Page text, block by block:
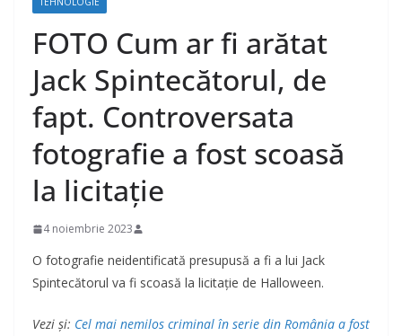
FOTO Cum ar fi arătat
Jack Spintecătorul, de
fapt. Controversata
fotografie a fost scoasă
la licitație
4 noiembrie 2023
O fotografie neidentificată presupusă a fi a lui Jack
Spintecătorul va fi scoasă la licitație de Halloween.
Vezi și: Cel mai nemilos criminal în serie din România a fost